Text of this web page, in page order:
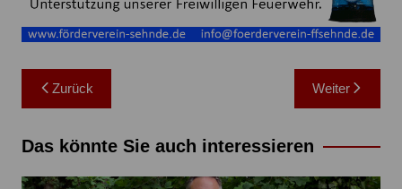
Beitragsnavigation
Zurück Weiter
Das könnte Sie auch interessieren